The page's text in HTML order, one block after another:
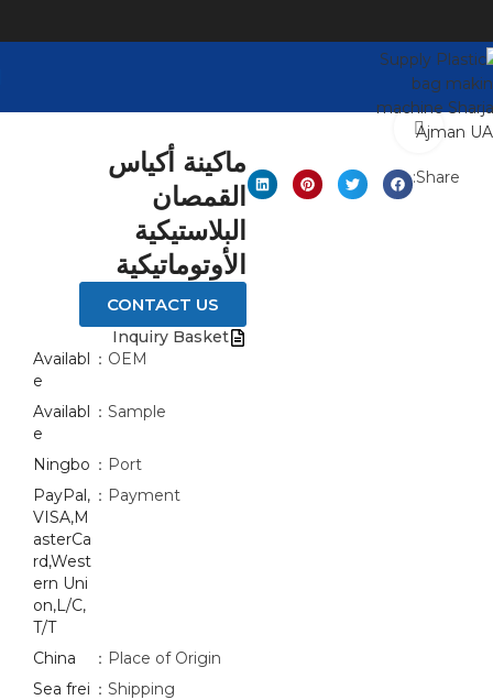
Share:
ماكينة أكياس
القمصان
البلاستيكية
الأوتوماتيكية
CONTACT US
Inquiry Basket
OEM：
Availabl
e
Sample：
Availabl
e
Port：
Ningbo
Payment：
PayPal,
VISA,M
asterCa
rd,West
ern Uni
on,L/C,
T/T
Place of Origin：
China
Shipping：
Sea frei